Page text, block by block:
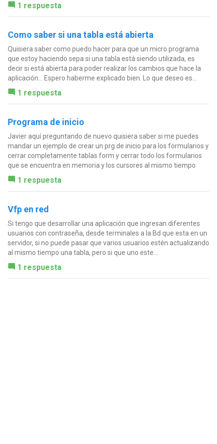
1 respuesta
Como saber si una tabla está abierta
Quisiera saber como puedo hacer para que un micro programa
que estoy haciendo sepa si una tabla está siendo utilizada, es
decir si está abierta para poder realizar los cambios que hace la
aplicación... Espero haberme explicado bien. Lo que deseo es...
1 respuesta
Programa de inicio
Javier aquí preguntando de nuevo quisiera saber si me puedes
mandar un ejemplo de crear un prg de inicio para los formularios y
cerrar completamente tablas form y cerrar todo los formularios
que se encuentra en memoria y los cursores al mismo tiempo
1 respuesta
Vfp en red
Si tengo que desarrollar una aplicación que ingresan diferentes
usuarios con contraseña, desde terminales a la Bd que esta en un
servidor, si no puede pasar que varios usuarios estén actualizando
al mismo tiempo una tabla, pero si que uno este...
1 respuesta